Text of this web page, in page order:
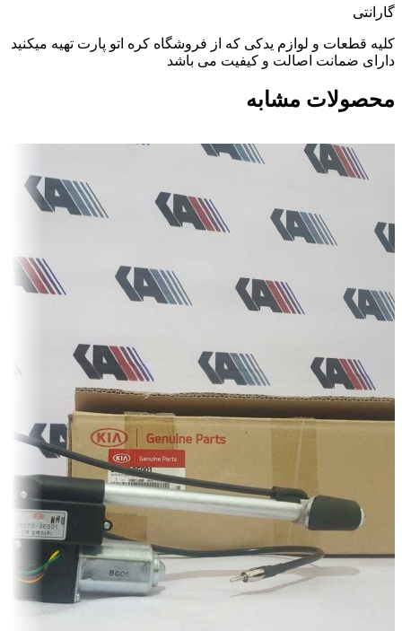
گارانتی
کلیه قطعات و لوازم یدکی که از فروشگاه کره اتو پارت تهیه میکنید
دارای ضمانت اصالت و کیفیت می باشد
محصولات مشابه